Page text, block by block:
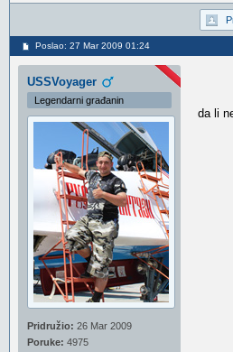
Poslao: 27 Mar 2009 01:24
USSVoyager
Legendarni građanin
Pridružio: 26 Mar 2009
Poruke: 4975
da li